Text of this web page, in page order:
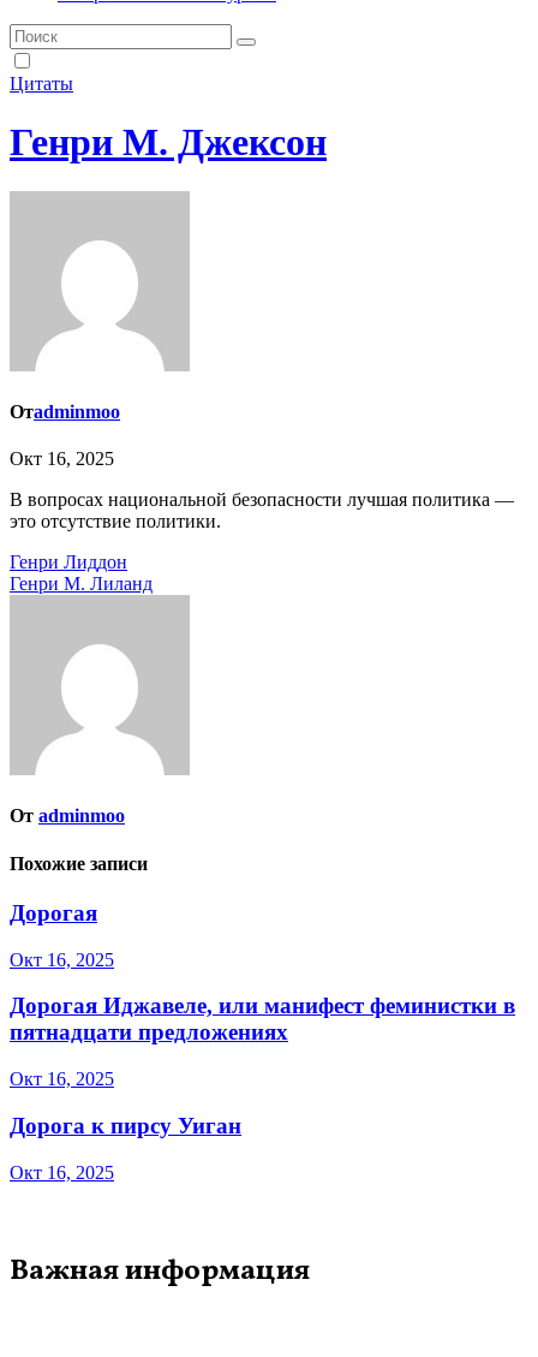
Цитаты
Генри М. Джексон
Отadminmoo
Окт 16, 2025
В вопросах национальной безопасности лучшая политика —
это отсутствие политики.
Навигация
по
Генри Лиддон
Генри М. Лиланд
От adminmoo
Похожие записи
Дорогая
Окт 16, 2025
Дорогая Иджавеле, или манифест феминистки в
пятнадцати предложениях
Окт 16, 2025
Дорога к пирсу Уиган
Окт 16, 2025
Важная информация